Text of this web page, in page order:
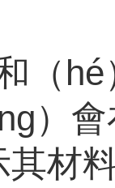
（
）
材